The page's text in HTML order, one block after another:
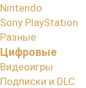
Nintendo
Sony PlayStation
Разные
Цифровые
Видеоигры
Подписки и DLC